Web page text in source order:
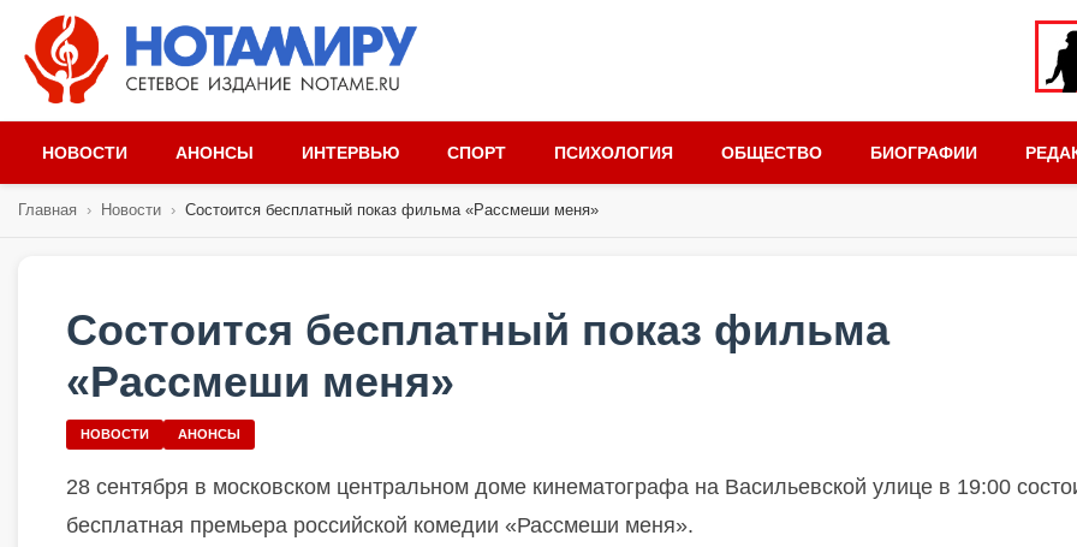
НОВОСТИ АНОНСЫ ИНТЕРВЬЮ СПОРТ ПСИХОЛОГИЯ ОБЩЕСТВО БИОГРАФИИ
Главная › Новости › Состоится бесплатный показ фильма «Рассмеши меня»
Состоится бесплатный показ фильма
«Рассмеши меня»
НОВОСТИ АНОНСЫ
28 сентября в московском центральном доме кинематографа на Васильевской улице в 19:00
бесплатная премьера российской комедии «Рассмеши меня».